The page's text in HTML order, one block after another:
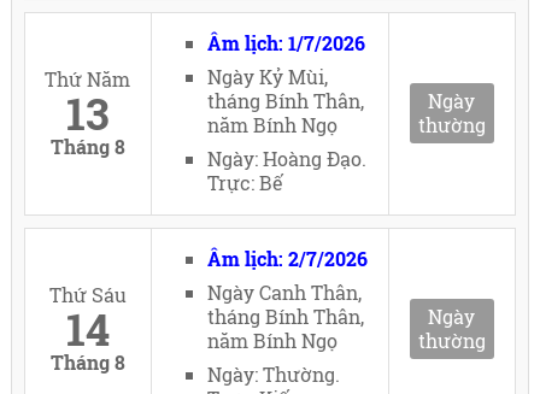
Thứ Năm
13
Tháng 8
Âm lịch: 1/7/2026
Ngày Kỷ Mùi,
tháng Bính Thân,
năm Bính Ngọ
Ngày: Hoàng Đạo.
Trực: Bế
Ngày
thường
Thứ Sáu
14
Tháng 8
Âm lịch: 2/7/2026
Ngày Canh Thân,
tháng Bính Thân,
năm Bính Ngọ
Ngày: Thường.
Ngày
thường